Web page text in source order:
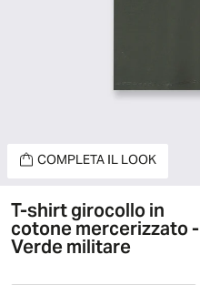
COMPLETA IL LOOK
T-shirt girocollo in
cotone mercerizzato -
Verde militare